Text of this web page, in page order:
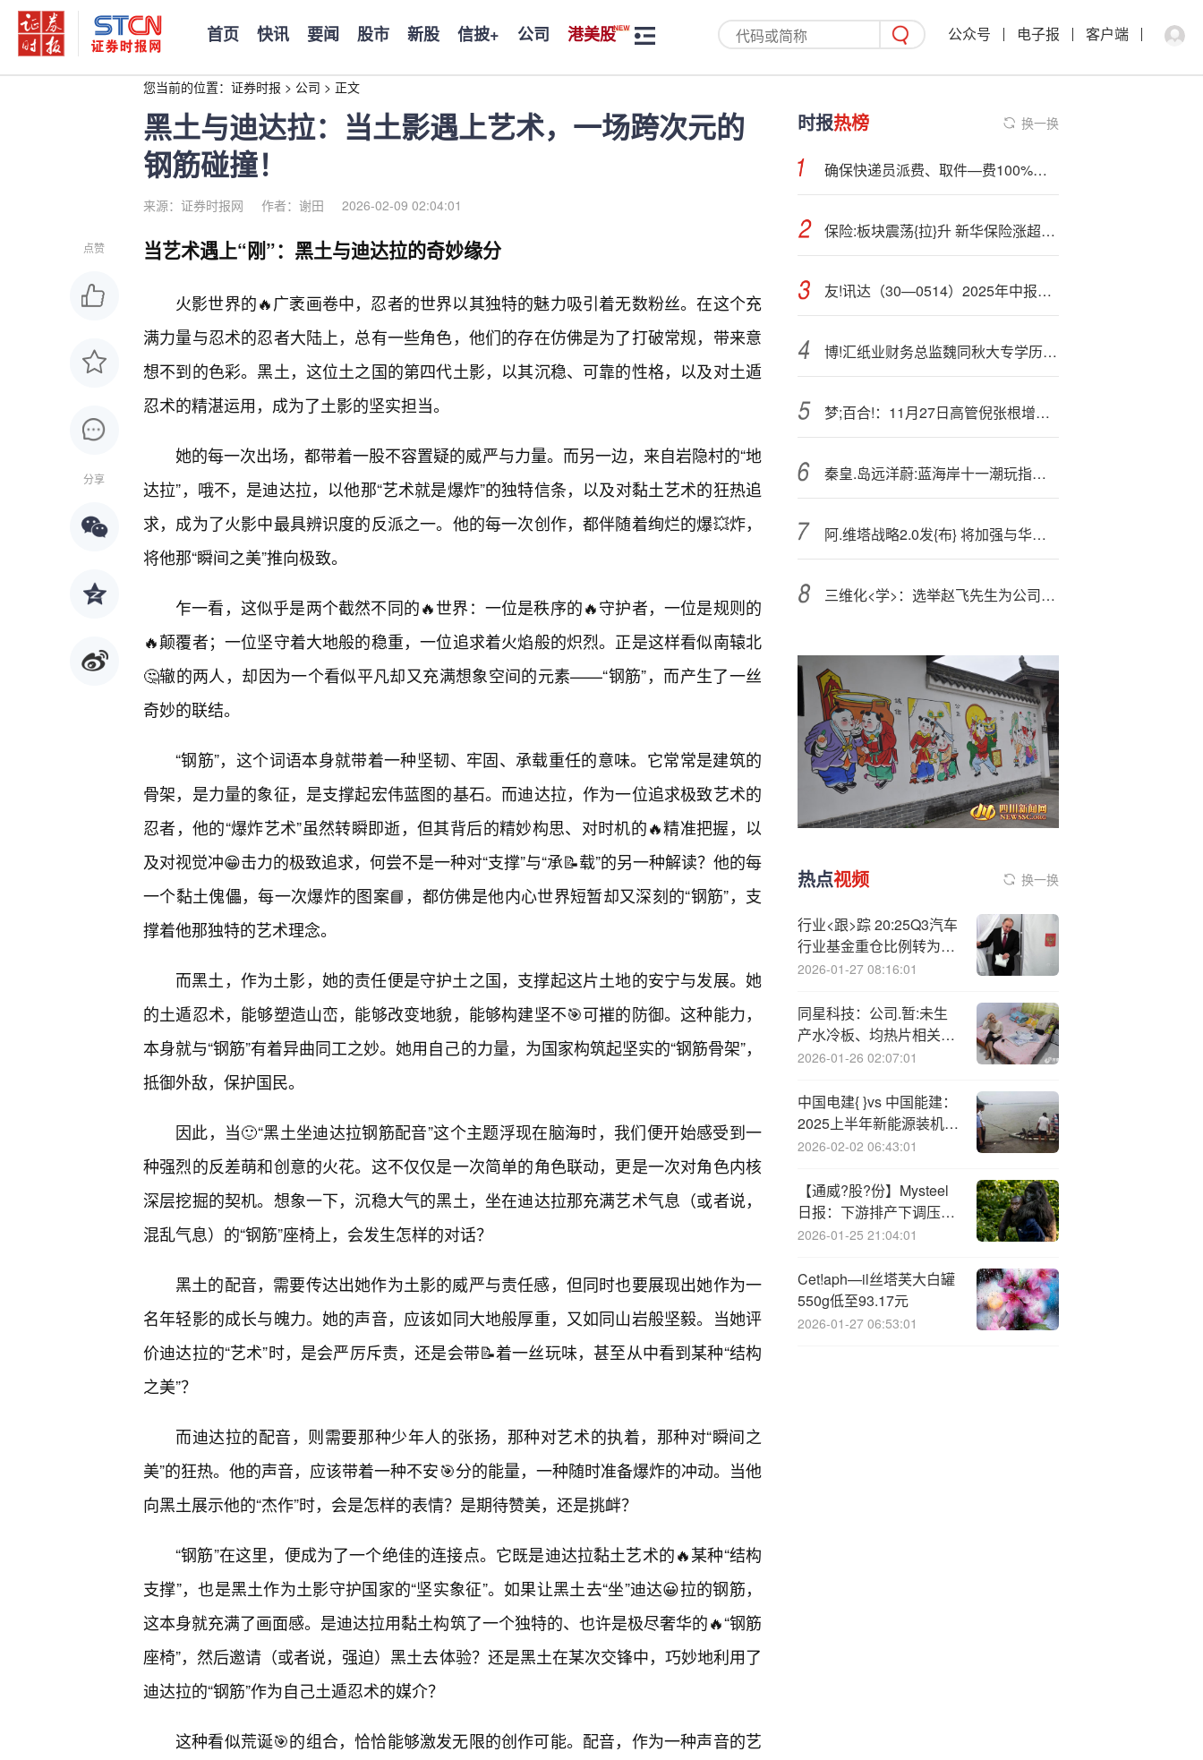
首页 快讯 要闻 股市 新股 信披+ 公司 港美股 公众号 电子报 客户端
您当前的位置： 证券时报 > 公司 > 正文
黑土与迪达拉：当土影遇上艺术，一场跨次元的
钢筋碰撞！
来源：证券时报网 作者：谢田 2026-02-09 02:04:01
点赞
分享
当艺术遇上“刚”：黑土与迪达拉的奇妙缘分
火影世界的🔥广袤画卷中，忍者的世界以其独特的魅力吸引着无数粉丝。在这个充
满力量与忍术的忍者大陆上，总有一些角色，他们的存在仿佛是为了打破常规，带来意
想不到的色彩。黑土，这位土之国的第四代土影，以其沉稳、可靠的性格，以及对土遁
忍术的精湛运用，成为了土影的坚实担当。
她的每一次出场，都带着一股不容置疑的威严与力量。而另一边，来自岩隐村的“地
达拉”，哦不，是迪达拉，以他那“艺术就是爆炸”的独特信条，以及对黏土艺术的狂热追
求，成为了火影中最具辨识度的反派之一。他的每一次创作，都伴随着绚烂的爆💥炸，
将他那“瞬间之美”推向极致。
乍一看，这似乎是两个截然不同的🔥世界：一位是秩序的🔥守护者，一位是规则的
🔥颠覆者；一位坚守着大地般的稳重，一位追求着火焰般的炽烈。正是这样看似南辕北
🤔辙的两人，却因为一个看似平凡却又充满想象空间的元素——“钢筋”，而产生了一丝
奇妙的联结。
“钢筋”，这个词语本身就带着一种坚韧、牢固、承载重任的意味。它常常是建筑的
骨架，是力量的象征，是支撑起宏伟蓝图的基石。而迪达拉，作为一位追求极致艺术的
忍者，他的“爆炸艺术”虽然转瞬即逝，但其背后的精妙构思、对时机的🔥精准把握，以
及对视觉冲😁击力的极致追求，何尝不是一种对“支撑”与“承📝载”的另一种解读？他的每
一个黏土傀儡，每一次爆炸的图案📘，都仿佛是他内心世界短暂却又深刻的“钢筋”，支
撑着他那独特的艺术理念。
而黑土，作为土影，她的责任便是守护土之国，支撑起这片土地的安宁与发展。她
的土遁忍术，能够塑造山峦，能够改变地貌，能够构建坚不🎯可摧的防御。这种能力，
本身就与“钢筋”有着异曲同工之妙。她用自己的力量，为国家构筑起坚实的“钢筋骨架”，
抵御外敌，保护国民。
因此，当🙂“黑土坐迪达拉钢筋配音”这个主题浮现在脑海时，我们便开始感受到一
种强烈的反差萌和创意的火花。这不仅仅是一次简单的角色联动，更是一次对角色内核
深层挖掘的契机。想象一下，沉稳大气的黑土，坐在迪达拉那充满艺术气息（或者说，
混乱气息）的“钢筋”座椅上，会发生怎样的对话？
黑土的配音，需要传达出她作为土影的威严与责任感，但同时也要展现出她作为一
名年轻影的成长与魄力。她的声音，应该如同大地般厚重，又如同山岩般坚毅。当她评
价迪达拉的“艺术”时，是会严厉斥责，还是会带📝着一丝玩味，甚至从中看到某种“结构
之美”？
而迪达拉的配音，则需要那种少年人的张扬，那种对艺术的执着，那种对“瞬间之
美”的狂热。他的声音，应该带着一种不安🎯分的能量，一种随时准备爆炸的冲动。当他
向黑土展示他的“杰作”时，会是怎样的表情？是期待赞美，还是挑衅？
“钢筋”在这里，便成为了一个绝佳的连接点。它既是迪达拉黏土艺术的🔥某种“结构
支撑”，也是黑土作为土影守护国家的“坚实象征”。如果让黑土去“坐”迪达😀拉的钢筋，
这本身就充满了画面感。是迪达拉用黏土构筑了一个独特的、也许是极尽奢华的🔥“钢筋
座椅”，然后邀请（或者说，强迫）黑土去体验？还是黑土在某次交锋中，巧妙地利用了
迪达拉的“钢筋”作为自己土遁忍术的媒介？
这种看似荒诞🎯的组合，恰恰能够激发无限的创作可能。配音，作为一种声音的艺
时报热榜 换一换
确保快递员派费、取件—费100%直链——中通快递举行全网劳动规则协商恳谈会
保险:板块震荡{拉}升 新华保险涨超3%创历史新高
友!讯达（30—0514）2025年中报简析：净利润同比下降38.25%，公司应收账款体量较大
博!汇纸业财务总监魏同秋大专学历年薪150万，公司归母净利润降3%股价跌16%，CFO却逆势涨薪32万若争议
梦;百合!：11月27日高管倪张根增持股份合计52.58万股
秦皇.岛远洋蔚:蓝海岸十一潮玩指南|在帆船、匹克球与亲子活动中嗨翻黄金周！
阿.维塔战略2.0发{布} 将加强与华为、宁德时代战略合作
三维化<学>：选举赵飞先生为公司第六届董事会职工代表董事
热点视频 换一换
行业<跟>踪 20:25Q3汽车
行业基金重仓比例转为低
配
2026-01-27 08:16:01
同星科技：公司.暂:未生
产水冷板、均热片相关产
品
2026-01-26 02:07:01
中国电建{ }vs 中国能建：
2025上半年新能源装机、
营收对比
2026-02-02 06:43:01
【通威?股?份】Mysteel
日报：下游排产下调压制
需求 多晶硅现货成交清淡
2026-01-25 21:04:01
Cet!aph—il丝塔芙大白罐
550g低至93.17元
2026-01-27 06:53:01